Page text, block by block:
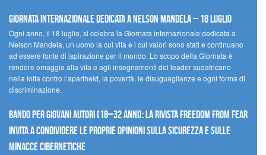
Giornata internazionale dedicata a Nelson Mandela – 18 luglio
Ogni anno, il 18 luglio, si celebra la Giornata internazionale dedicata a
Nelson Mandela, un uomo la cui vita e i cui valori sono stati e continuano
ad essere fonte di ispirazione per il mondo. Lo scopo della Giornata è
rendere omaggio alla vita e agli insegnamenti del leader sudafricano
nella lotta contro l’apartheid, la povertà, le disuguaglianze e ogni forma di
discriminazione.
Bando per giovani autori (18–32 anni): la Rivista Freedom From Fear
invita a condividere le proprie opinioni sulla sicurezza e sulle
minacce cibernetiche